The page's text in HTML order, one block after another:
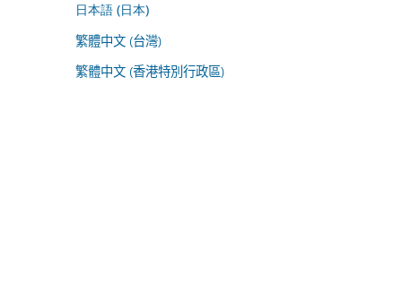
日本語 (日本)
繁體中文 (台灣)
繁體中文 (香港特別行政區)